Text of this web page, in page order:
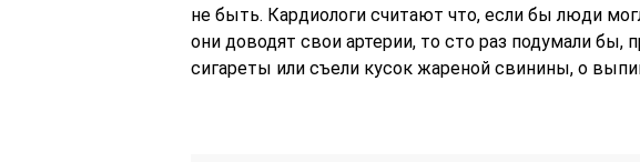
не быть. Кардиологи считают что, если бы люди
они доводят свои артерии, то сто раз подумали бы,
сигареты или съели кусок жареной свинины, о